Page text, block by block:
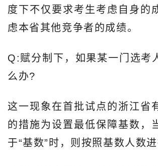
度下不仅要求考生考虑自身的
虑本省其他竞争者的成绩。
Q:赋分制下，如果某一门选考
么办?
这一现象在首批试点的浙江省
的措施为设置最低保障基数，
于“基数”时，则按照基数人数进